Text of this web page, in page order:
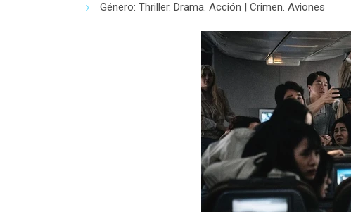
Género: Thriller. Drama. Acción | Crimen. Aviones